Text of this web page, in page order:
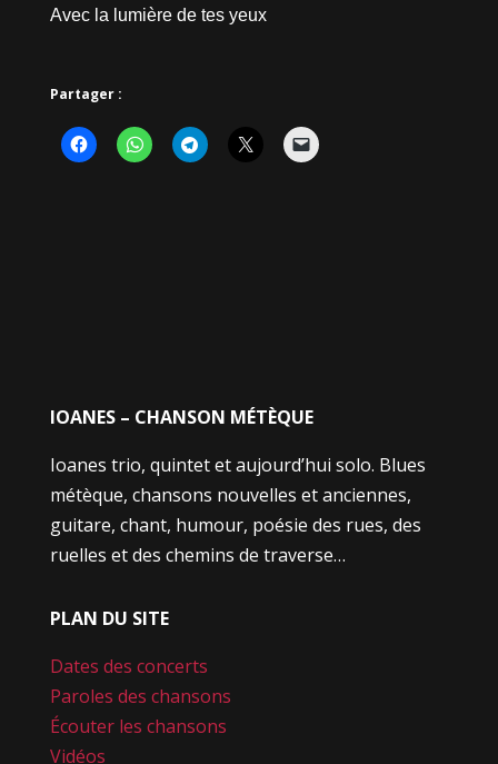
Avec la lumière de tes yeux
Partager :
IOANES – CHANSON MÉTÈQUE
Ioanes trio, quintet et aujourd’hui solo. Blues
métèque, chansons nouvelles et anciennes,
guitare, chant, humour, poésie des rues, des
ruelles et des chemins de traverse…
PLAN DU SITE
Dates des concerts
Paroles des chansons
Écouter les chansons
Vidéos